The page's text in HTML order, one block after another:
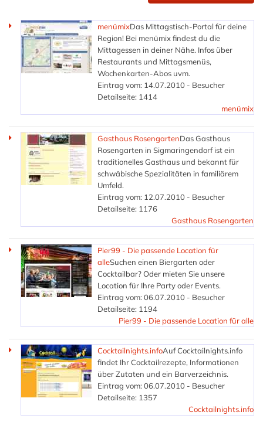
menümixDas Mittagstisch-Portal für deine
Region! Bei menümix findest du die
Mittagessen in deiner Nähe. Infos über
Restaurants und Mittagsmenüs,
Wochenkarten-Abos uvm.
Eintrag vom: 14.07.2010 - Besucher
Detailseite: 1414
menümix
Gasthaus RosengartenDas Gasthaus
Rosengarten in Sigmaringendorf ist ein
traditionelles Gasthaus und bekannt für
schwäbische Spezialitäten in familiärem
Umfeld.
Eintrag vom: 12.07.2010 - Besucher
Detailseite: 1176
Gasthaus Rosengarten
Pier99 - Die passende Location für
alleSuchen einen Biergarten oder
Cocktailbar? Oder mieten Sie unsere
Location für Ihre Party oder Events.
Eintrag vom: 06.07.2010 - Besucher
Detailseite: 1194
Pier99 - Die passende Location für alle
Cocktailnights.infoAuf Cocktailnights.info
findet Ihr Cocktailrezepte, Informationen
über Zutaten und ein Barverzeichnis.
Eintrag vom: 06.07.2010 - Besucher
Detailseite: 1357
Cocktailnights.info